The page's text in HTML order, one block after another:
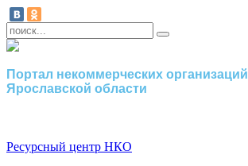
Портал некоммерческих организаций
Ярославской области
Ресурсный центр НКО